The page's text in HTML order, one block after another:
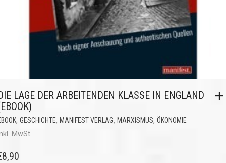
LAGE DER ARBEITENDEN KLASSE IN ENGLAND
, GESCHICHTE, MANIFEST VERLAG, MARXISMUS, ÖKONOMIE
MwSt.
8,90